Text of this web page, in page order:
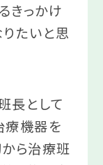
きっかけ
たいと思
長として
療機器を
ら治療班